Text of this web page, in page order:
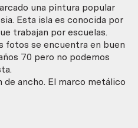
de
Bali,
Indonesia.
Enmarcado.
Original.
tamaño.
una pintura popular
Esta isla es conocida por
trabajan por escuelas.
fotos se encuentra en buen
70 pero no podemos
ancho. El marco metálico